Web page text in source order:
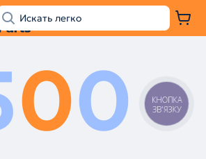
00
КНОПКА
ЗВ'ЯЗКУ